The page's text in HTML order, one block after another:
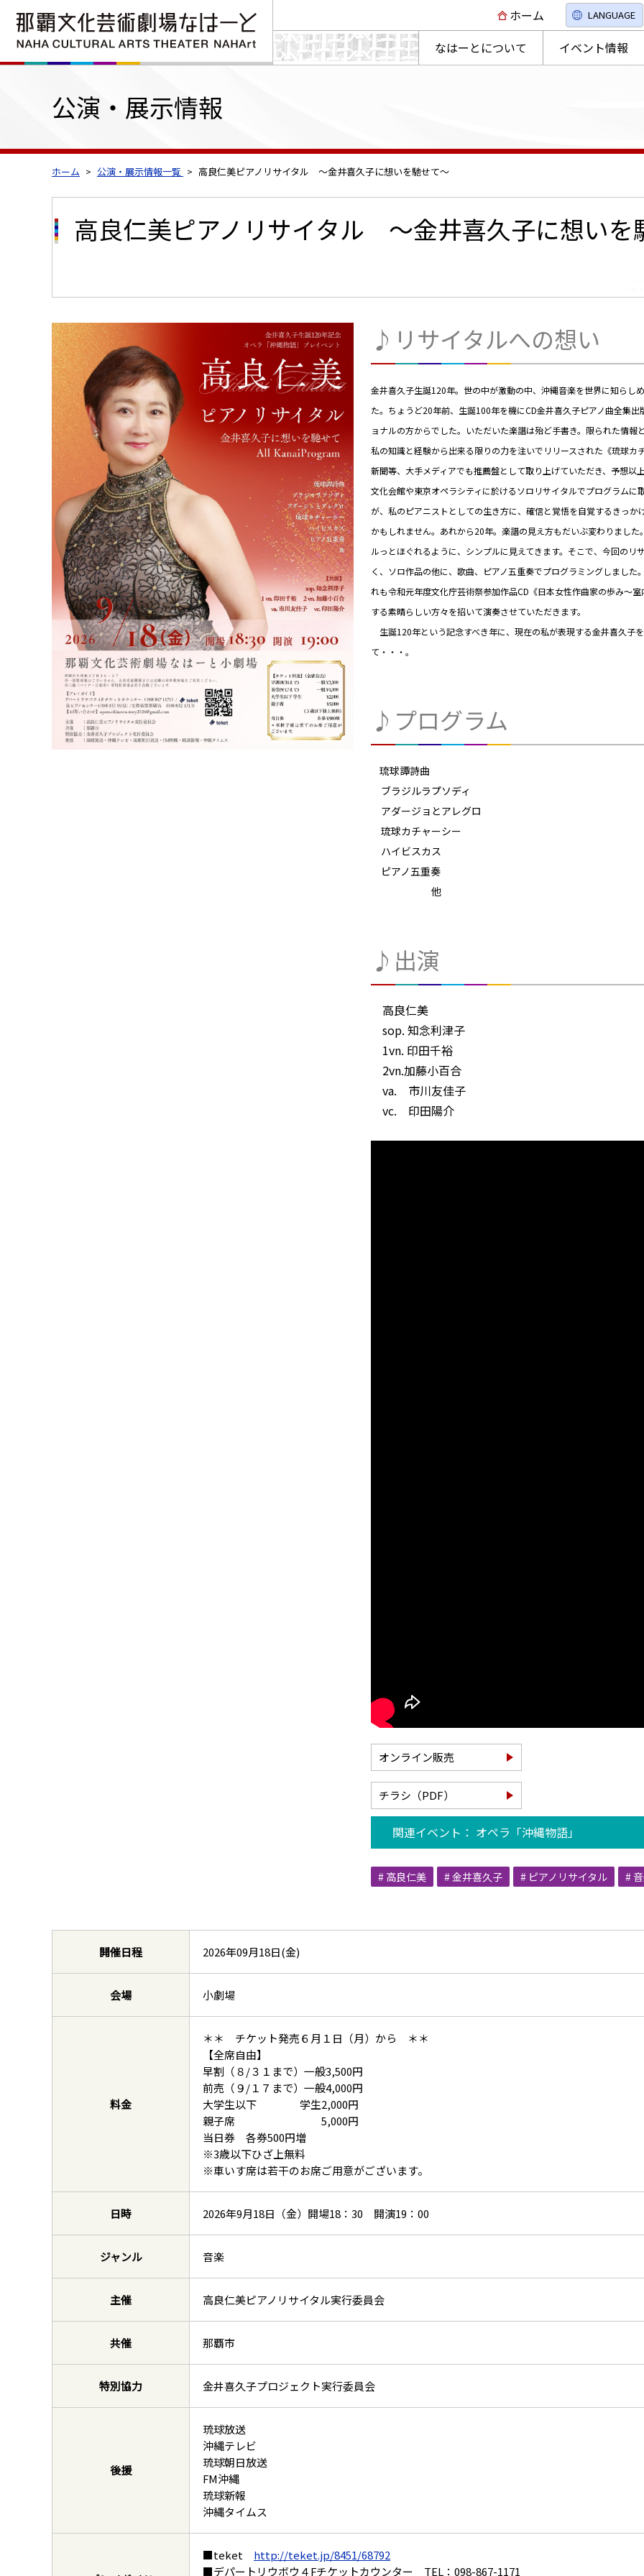
ホーム LANGUAGE
なはーとについて イベント情報
公演・展示情報
ホーム 公演・展示情報一覧 高良仁美ピアノリサイタル ～金井喜久子に想いを馳せて～
高良仁美ピアノリサイタル ～金井喜久子に想いを
♪リサイタルへの想い
金井喜久子生誕120年。世の中が激動の中、沖縄音楽を世界に知らし
た。ちょうど20年前、生誕100年を機にCD金井喜久子ピアノ曲全集
ョナルの方からでした。いただいた楽譜は殆ど手書き。限られた情
私の知識と経験から出来る限りの力を注いでリリースされた《琉球
新聞等、大手メディアでも推薦盤として取り上げていただき、予想
文化会館や東京オペラシティに於けるソロリサイタルでプログラム
が、私のピアニストとしての生き方に、確信と覚悟を自覚するきっ
かもしれません。あれから20年。楽譜の見え方もだいぶ変わりまし
ルっとほぐれるように、シンプルに見えてきます。そこで、今回の
く、ソロ作品の他に、歌曲、ピアノ五重奏でプログラミングしまし
れも令和元年度文化庁芸術祭参加作品CD《日本女性作曲家の歩み～
する素晴らしい方々を招いて演奏させていただきます。
生誕120年という記念すべき年に、現在の私が表現する金井喜久子
て・・・。
♪プログラム
琉球譚詩曲
ブラジルラプソディ
アダージョとアレグロ
琉球カチャーシー
ハイビスカス
ピアノ五重奏
他
♪出演
高良仁美
sop. 知念利津子
1vn. 印田千裕
2vn.加藤小百合
va. 市川友佳子
vc. 印田陽介
オンライン販売
チラシ（PDF）
関連イベント： オペラ「沖縄物語」
# 高良仁美 # 金井喜久子 # ピアノリサイタル #
開催日程 2026年09月18日(金)
会場 小劇場
料金
＊＊ チケット発売６月１日（月）から ＊＊
【全席自由】
早割（８/３１まで）一般3,500円
前売（９/１７まで）一般4,000円
大学生以下 学生2,000円
親子席 5,000円
当日券 各券500円増
※3歳以下ひざ上無料
※車いす席は若干のお席ご用意がございます。
日時 2026年9月18日（金）開場18：30 開演19：00
ジャンル 音楽
主催 高良仁美ピアノリサイタル実行委員会
共催 那覇市
特別協力 金井喜久子プロジェクト実行委員会
後援
琉球放送
沖縄テレビ
琉球朝日放送
FM沖縄
琉球新報
沖縄タイムス
■teket http://teket.jp/8451/68792
■デパートリウボウ４Fチケットカウンター TEL：098-867-1171